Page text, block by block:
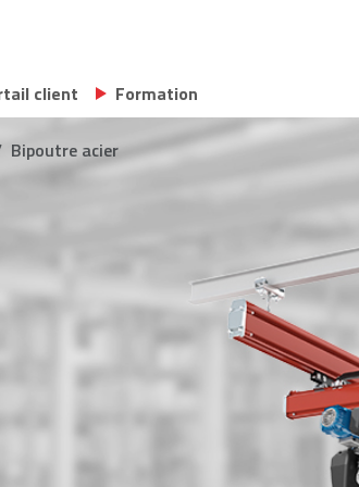
client Formation
Bipoutre acier